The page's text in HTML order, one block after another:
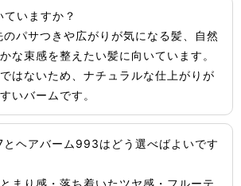
いますか？
パサつきや広がりが気になる髪、自然
な束感を整えたい髪に向いています。
はないため、ナチュラルな仕上がりが
いバームです。
ヘアバーム993はどう選べばよいです
まり感・落ち着いたツヤ感・フルーテ